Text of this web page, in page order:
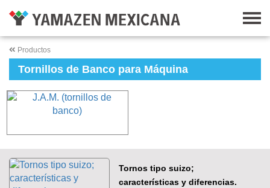
Productos
Tornillos de Banco para Máquina
Tornos tipo suizo;
características y diferencias.